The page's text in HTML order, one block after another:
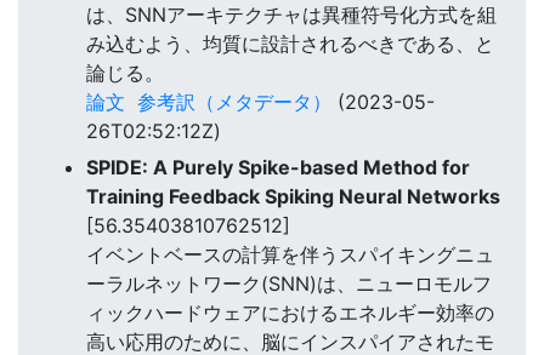
は、SNNアーキテクチャは異種符号化方式を組
み込むよう、均質に設計されるべきである、と
論じる。
論文 参考訳（メタデータ）
(2023-05-
26T02:52:12Z)
SPIDE: A Purely Spike-based Method for
Training Feedback Spiking Neural Networks
[56.35403810762512]
イベントベースの計算を伴うスパイキングニュ
ーラルネットワーク(SNN)は、ニューロモルフ
ィックハードウェアにおけるエネルギー効率の
高い応用のために、脳にインスパイアされたモ